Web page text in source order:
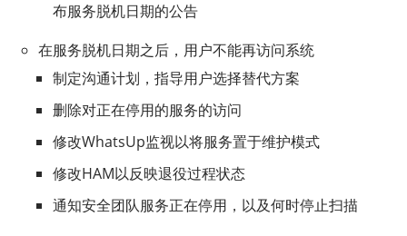
布服务脱机日期的公告
在服务脱机日期之后，用户不能再访问系统
制定沟通计划，指导用户选择替代方案
删除对正在停用的服务的访问
修改WhatsUp监视以将服务置于维护模式
修改HAM以反映退役过程状态
通知安全团队服务正在停用，以及何时停止扫描